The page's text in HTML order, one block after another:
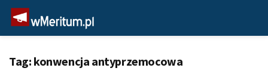
Tag: konwencja antyprzemocowa